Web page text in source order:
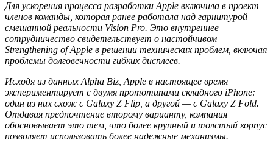
Для ускорения процесса разработки Apple включила в проект
членов команды, которая ранее работала над гарнитурой
смешанной реальности Vision Pro. Это внутреннее
сотрудничество свидетельствует о настойчивом
Strengthening of Apple в решении технических проблем, включая
проблемы долговечности гибких дисплеев.
Исходя из данных Alpha Biz, Apple в настоящее время
экспериментирует с двумя прототипами складного iPhone:
один из них схож с Galaxy Z Flip, а другой — с Galaxy Z Fold.
Отдавая предпочтение второму варианту, компания
обосновывает это тем, что более крупный и толстый корпус
позволяет использовать более надежные механизмы.